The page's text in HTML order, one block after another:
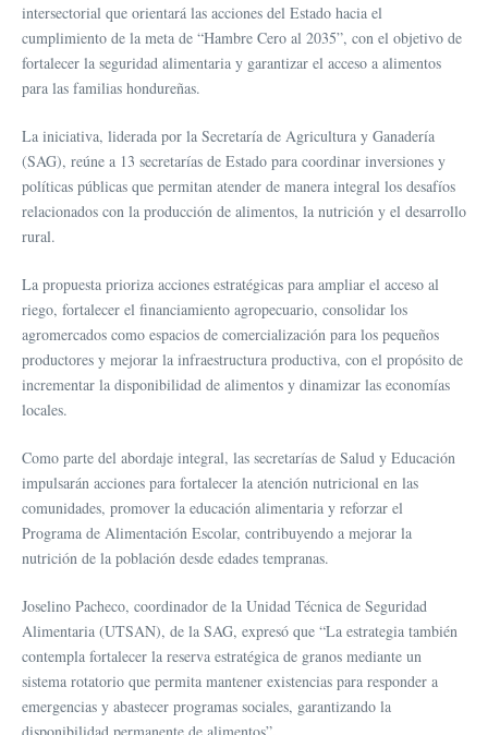
intersectorial que orientará las acciones del Estado hacia el
cumplimiento de la meta de “Hambre Cero al 2035”, con el objetivo de
fortalecer la seguridad alimentaria y garantizar el acceso a alimentos
para las familias hondureñas.
La iniciativa, liderada por la Secretaría de Agricultura y Ganadería
(SAG), reúne a 13 secretarías de Estado para coordinar inversiones y
políticas públicas que permitan atender de manera integral los desafíos
relacionados con la producción de alimentos, la nutrición y el desarrollo
rural.
La propuesta prioriza acciones estratégicas para ampliar el acceso al
riego, fortalecer el financiamiento agropecuario, consolidar los
agromercados como espacios de comercialización para los pequeños
productores y mejorar la infraestructura productiva, con el propósito de
incrementar la disponibilidad de alimentos y dinamizar las economías
locales.
Como parte del abordaje integral, las secretarías de Salud y Educación
impulsarán acciones para fortalecer la atención nutricional en las
comunidades, promover la educación alimentaria y reforzar el
Programa de Alimentación Escolar, contribuyendo a mejorar la
nutrición de la población desde edades tempranas.
Joselino Pacheco, coordinador de la Unidad Técnica de Seguridad
Alimentaria (UTSAN), de la SAG, expresó que “La estrategia también
contempla fortalecer la reserva estratégica de granos mediante un
sistema rotatorio que permita mantener existencias para responder a
emergencias y abastecer programas sociales, garantizando la